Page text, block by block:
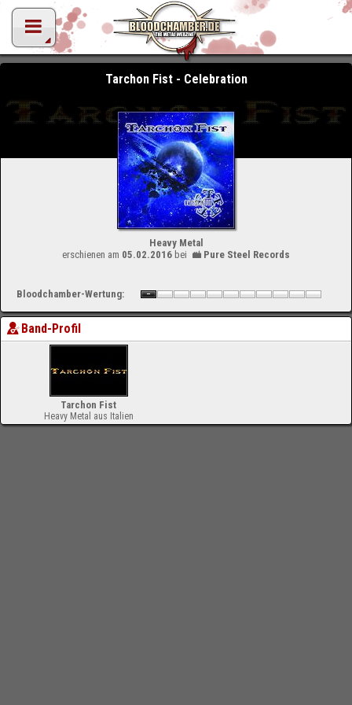
Tarchon Fist - Celebration
Heavy Metal
erschienen am 05.02.2016bei Pure Steel Records
Bloodchamber-Wertung:
Band-Profil
Tarchon Fist
Heavy Metal aus Italien